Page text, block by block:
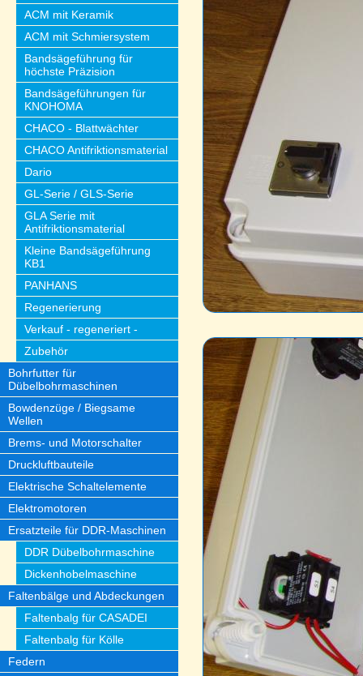
ACM mit Keramik
ACM mit Schmiersystem
Bandsägeführung für
höchste Präzision
Bandsägeführungen für
KNOHOMA
CHACO - Blattwächter
CHACO Antifriktionsmaterial
Dario
GL-Serie / GLS-Serie
GLA Serie mit
Antifriktionsmaterial
Kleine Bandsägeführung
KB1
PANHANS
Regenerierung
Verkauf - regeneriert -
Zubehör
Bohrfutter für
Dübelbohrmaschinen
Bowdenzüge / Biegsame
Wellen
Brems- und Motorschalter
Druckluftbauteile
Elektrische Schaltelemente
Elektromotoren
Ersatzteile für DDR-Maschinen
DDR Dübelbohrmaschine
Dickenhobelmaschine
Faltenbälge und Abdeckungen
Faltenbalg für CASADEI
Faltenbalg für Kölle
Federn